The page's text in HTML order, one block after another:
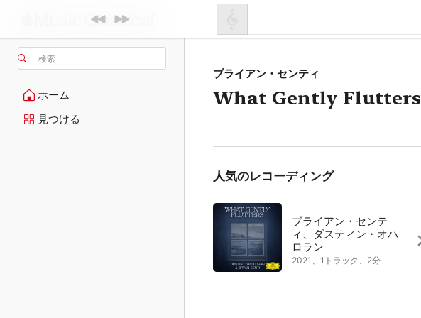
検索
ホーム
見つける
ブライアン・センティ
What Gently Flutters
人気のレコーディング
ブライアン・センテ
ィ、ダスティン・オハ
ロラン
2021、1トラック、2分